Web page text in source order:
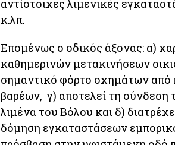
αντίστοιχες λιμενικές
κ.λπ.
Επομένως ο οδικός άξονας: α)
καθημερινών μετακινήσεων
σημαντικό φόρτο οχημάτων από
βαρέων, γ) αποτελεί τη σύνδεση
λιμένα του Βόλου και δ)
δόμηση εγκαταστάσεων